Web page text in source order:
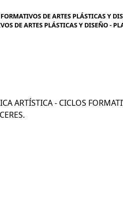
DE ARTES PLÁSTICAS Y
DE ARTES PLÁSTICAS Y DISEÑO -
- CICLOS